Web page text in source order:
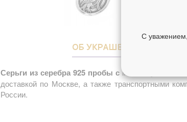
ОБ УКРАШЕНИИ
Серьги из серебра 925 пробы сможно купить в
доставкой по Москве, а также транспортными
России.
С